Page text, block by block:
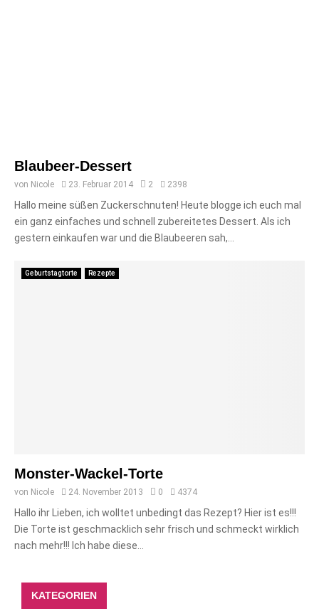
Blaubeer-Dessert
von Nicole 23. Februar 2014 2 2398
Hallo meine süßen Zuckerschnuten! Heute blogge ich euch mal
ein ganz einfaches und schnell zubereitetes Dessert. Als ich
gestern einkaufen war und die Blaubeeren sah,...
Geburtstagtorte Rezepte
Monster-Wackel-Torte
von Nicole 24. November 2013 0 4374
Hallo ihr Lieben, ich wolltet unbedingt das Rezept? Hier ist es!!!
Die Torte ist geschmacklich sehr frisch und schmeckt wirklich
nach mehr!!! Ich habe diese...
KATEGORIEN